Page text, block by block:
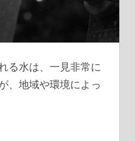
る水は、一見非常に
、地域や環境によっ